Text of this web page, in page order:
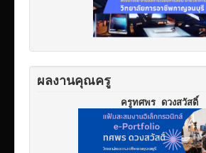
ผลงานคุณครู
ครูทศพร ดวงสวัสดิ์